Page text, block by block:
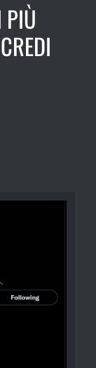
PIÙ